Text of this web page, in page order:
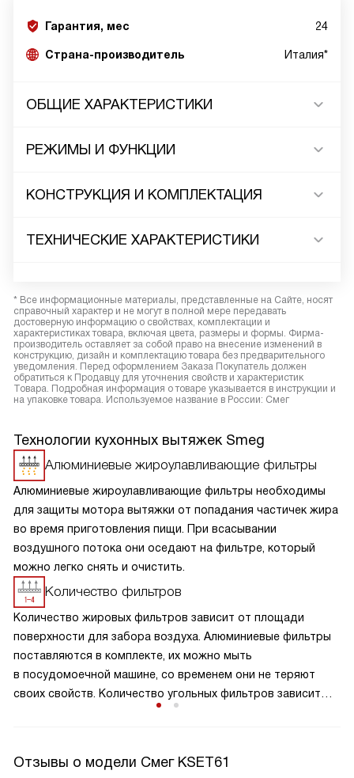
Гарантия, мес 24
Страна-производитель Италия*
ОБЩИЕ ХАРАКТЕРИСТИКИ
РЕЖИМЫ И ФУНКЦИИ
КОНСТРУКЦИЯ И КОМПЛЕКТАЦИЯ
ТЕХНИЧЕСКИЕ ХАРАКТЕРИСТИКИ
* Все информационные материалы, представленные на Сайте, носят
справочный характер и не могут в полной мере передавать
достоверную информацию о свойствах, комплектации и
характеристиках товара, включая цвета, размеры и формы. Фирма-
производитель оставляет за собой право на внесение изменений в
конструкцию, дизайн и комплектацию товара без предварительного
уведомления. Перед оформлением Заказа Покупатель должен
обратиться к Продавцу для уточнения свойств и характеристик
Товара. Подробная информация о товаре указывается в инструкции и
на упаковке товара. Используемое название в России: Смег
Технологии кухонных вытяжек Smeg
Алюминиевые жироулавливающие фильтры
Алюминиевые жироулавливающие фильтры необходимы
для защиты мотора вытяжки от попадания частичек жира
во время приготовления пищи. При всасывании
воздушного потока они оседают на фильтре, который
можно легко снять и очистить.
Количество фильтров
Количество жировых фильтров зависит от площади
поверхности для забора воздуха. Алюминиевые фильтры
поставляются в комплекте, их можно мыть
в посудомоечной машине, со временем они не теряют
своих свойств. Количество угольных фильтров зависит
Отзывы о модели Смег KSET61